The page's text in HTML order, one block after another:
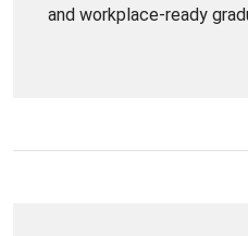
and workplace-ready